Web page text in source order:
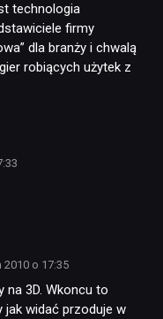
technologia
firmy
dla branży i chwalą
robiących użytek z
o 17:35
na 3D. Wkoncu to
jak widać przoduje w